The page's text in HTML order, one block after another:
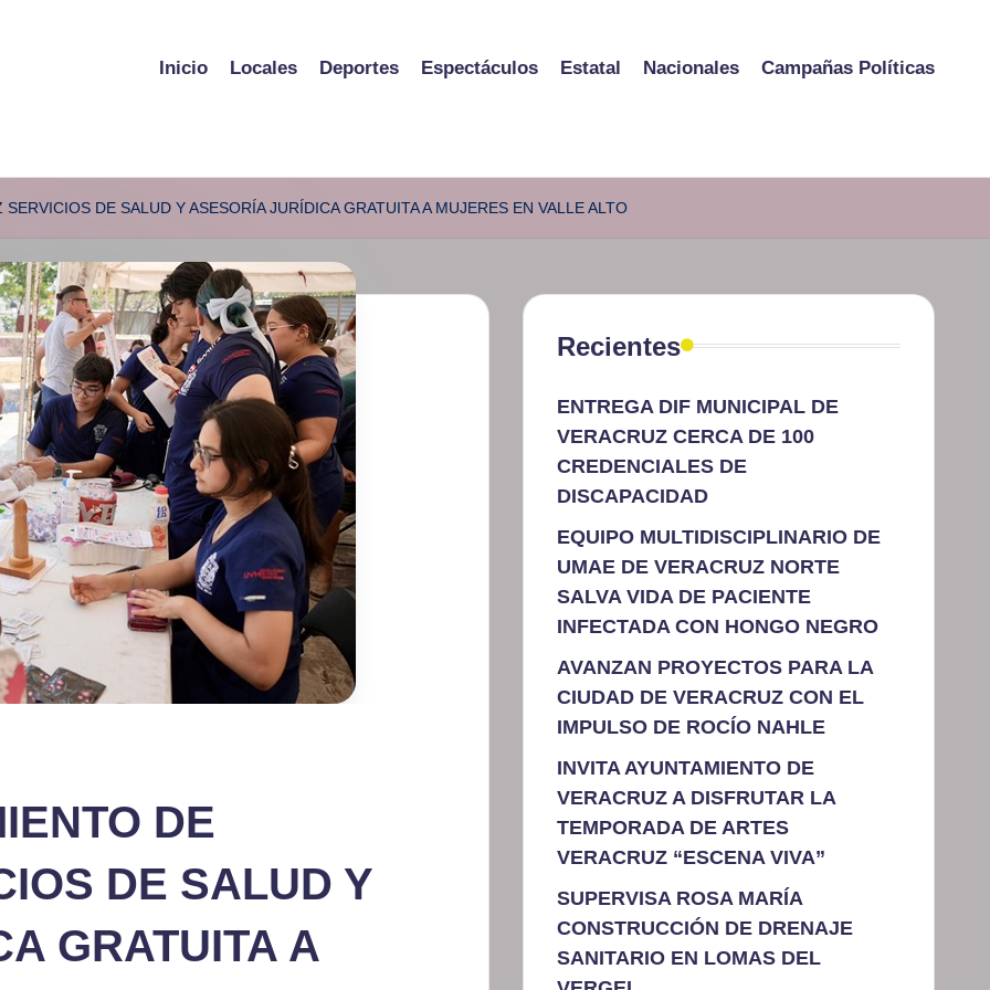
Inicio Locales Deportes Espectáculos Estatal Nacionales Campañas Políticas
DE SALUD Y ASESORÍA JURÍDICA GRATUITA A MUJERES EN VALLE ALTO
DE
DE SALUD Y
GRATUITA A
Recientes
ENTREGA DIF MUNICIPAL DE
VERACRUZ CERCA DE 100
CREDENCIALES DE
DISCAPACIDAD
EQUIPO MULTIDISCIPLINARIO DE
UMAE DE VERACRUZ NORTE
SALVA VIDA DE PACIENTE
INFECTADA CON HONGO NEGRO
AVANZAN PROYECTOS PARA LA
CIUDAD DE VERACRUZ CON EL
IMPULSO DE ROCÍO NAHLE
INVITA AYUNTAMIENTO DE
VERACRUZ A DISFRUTAR LA
TEMPORADA DE ARTES
VERACRUZ “ESCENA VIVA”
SUPERVISA ROSA MARÍA
CONSTRUCCIÓN DE DRENAJE
SANITARIO EN LOMAS DEL